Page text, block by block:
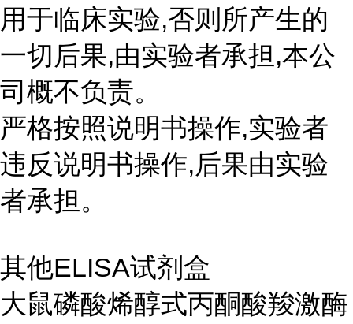
用于临床实验,否则所产生的
一切后果,由实验者承担,本公
司概不负责。
严格按照说明书操作,实验者
违反说明书操作,后果由实验
者承担。
其他ELISA试剂盒
大鼠磷酸烯醇式丙酮酸羧激酶